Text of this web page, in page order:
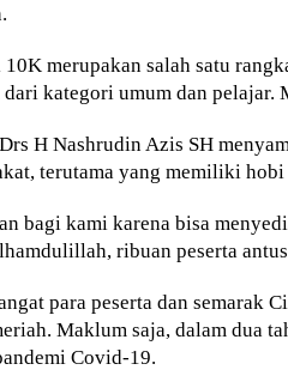
merupakan salah satu
dari kategori umum dan
H Nashrudin Azis SH
terutama yang memiliki
bagi kami karena bisa
ribuan peserta
para peserta dan semarak
Maklum saja, dalam dua
Covid-19.